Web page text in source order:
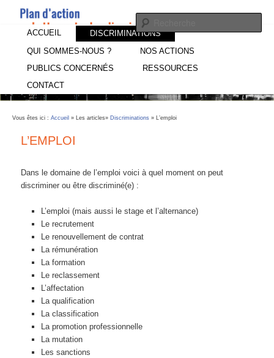
Plan d'Action Lutte contre les
discriminations à l'emploi
19ème arrondissement de Paris
Menu principalALLER AU CONTENU PRINCIPAL
ALLER AU CONTENU SECONDAIRE
ACCUEIL
DISCRIMINATIONS
QUI SOMMES-NOUS ?
NOS ACTIONS
PUBLICS CONCERNÉS
RESSOURCES
CONTACT
Vous êtes ici : Accueil » Les articles» Discriminations » L’emploi
L’EMPLOI
Dans le domaine de l’emploi voici à quel moment on peut
discriminer ou être discriminé(e) :
L’emploi (mais aussi le stage et l’alternance)
Le recrutement
Le renouvellement de contrat
La rémunération
La formation
Le reclassement
L’affectation
La qualification
La classification
La promotion professionnelle
La mutation
Les sanctions